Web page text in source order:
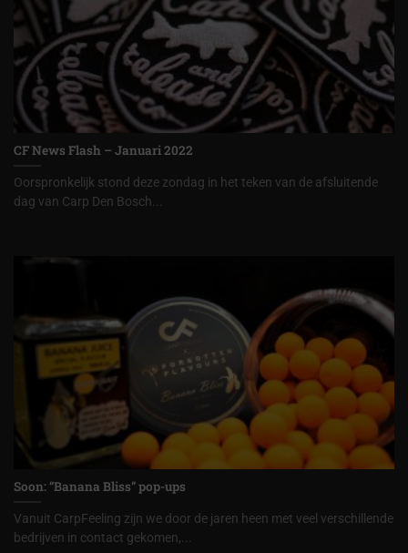
CF News Flash – Januari 2022
Oorspronkelijk stond deze zondag in het teken van de afsluitende
dag van Carp Den Bosch...
Soon: “Banana Bliss” pop-ups
Vanuit CarpFeeling zijn we door de jaren heen met veel verschillende
bedrijven in contact gekomen,...